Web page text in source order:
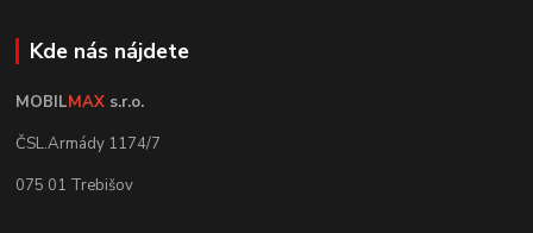
Kde nás nájdete
MOBILMAX s.r.o.
ČSL.Armády 1174/7
075 01 Trebišov